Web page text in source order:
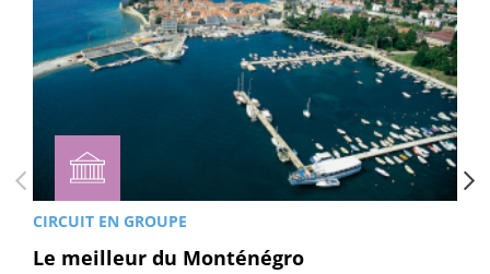
CIRCUIT EN GROUPE
Le meilleur du Monténégro